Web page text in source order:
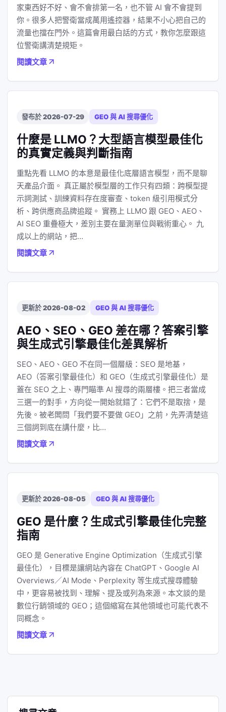
家東西好不好、會不會排第一名，也不管 AI 會不會提到
你。很多人把警衛當成萬用遙控器，結果不小心把自己的
流量也擋在門外。這篇會用最白話的方式，教你怎麼跟這
位警衛講清楚規矩。
閱讀文章
發布於 2026-07-29 GEO 與 AI 搜尋優化
什麼是 LLMO？大型語言模型最佳化
的真實定義與判斷指南
重點先看 LLMO 的本意是最佳化底層語言模型，而不是聊
天產品介面。 真正屬於模型層的工作只有四類：跨模型提
示詞測試、訓練資料存在度審查、token 級引用模式分
析、跨供應商品牌追蹤。 實務上 LLMO 跟 GEO、AEO、
AI SEO 重疊極大，差別主要在量測單位與戰術重心。 九
成以上的網站，把…
閱讀文章
更新於 2026-08-02 GEO 與 AI 搜尋優化
AEO、SEO、GEO 差在哪？答案引擎
與生成式引擎最佳化差異解析
SEO、AEO、GEO 不在同一個層級：SEO 是地基，
AEO（答案引擎最佳化）和 GEO（生成式引擎最佳化）是
蓋在 SEO 之上、專門瞄準 AI 搜尋的兩層樓。把三者當成
三選一的對手，方向從一開始就錯了：它們不是取捨，是
先後。被老闆問「我們要不要做 GEO」之前，先弄清楚這
三個詞到底在講什麼，比…
閱讀文章
更新於 2026-08-05 GEO 與 AI 搜尋優化
GEO 是什麼？生成式引擎最佳化完整
指南
GEO 是 Generative Engine Optimization（生成式引擎
最佳化），目標是讓網站內容在 ChatGPT、Google AI
Overviews／AI Mode、Perplexity 等生成式搜尋體驗
中，更容易被找到、理解、提及或列為來源。本文談的是
數位行銷領域的 GEO；這個縮寫在其他領域也可能代表不
同概念。
閱讀文章